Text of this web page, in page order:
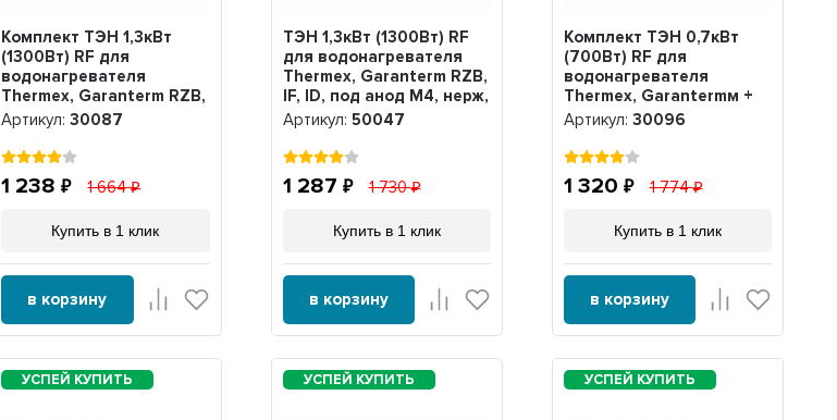
Комплект ТЭН 1,3кВт
(1300Вт) RF для
водонагревателя
Thermex, Garanterm RZB,
IF, ID, нерж. + анод,
30087
Артикул:30087
1 238 1 664
Купить в 1 клик
в корзину
ТЭН 1,3кВт (1300Вт) RF
для водонагревателя
Thermex, Garanterm RZB,
IF, ID, под анод М4, нерж,
50047
Артикул: 50047
1 287 1 730
Купить в 1 клик
в корзину
Комплект ТЭН 0,7кВт
(700Вт) RF для
водонагревателя
Thermex, Garantermм +
анод, 30096
Артикул: 30096
1 320 1 774
Купить в 1 клик
в корзину